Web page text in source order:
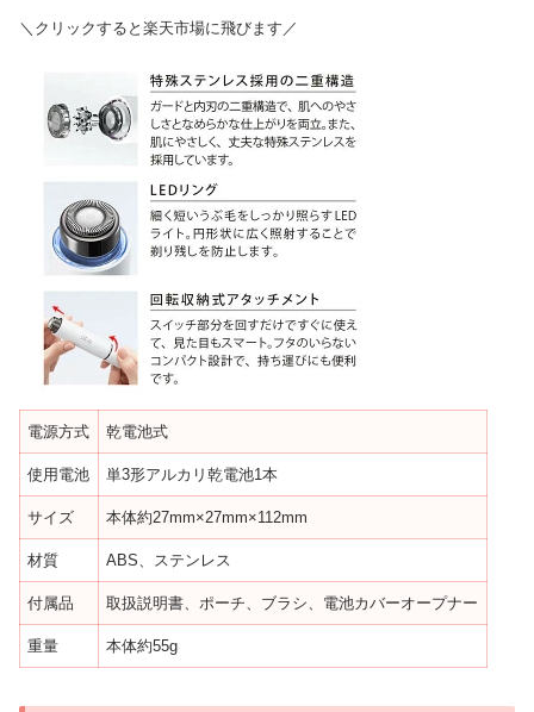
＼クリックすると楽天市場に飛びます／
電源方式 乾電池式
使用電池 単3形アルカリ乾電池1本
サイズ 本体約27mm×27mm×112mm
材質 ABS、ステンレス
付属品 取扱説明書、ポーチ、ブラシ、電池カバーオープナー
重量 本体約55g